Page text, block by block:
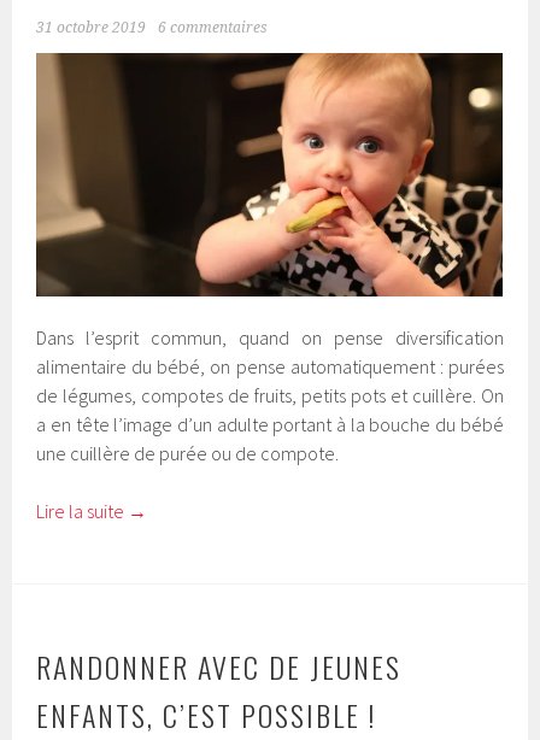
31 octobre 2019 6 commentaires
Dans l’esprit commun, quand on pense diversification
alimentaire du bébé, on pense automatiquement : purées
de légumes, compotes de fruits, petits pots et cuillère. On
a en tête l’image d’un adulte portant à la bouche du bébé
une cuillère de purée ou de compote.
Lire la suite →
RANDONNER AVEC DE JEUNES
ENFANTS, C’EST POSSIBLE !